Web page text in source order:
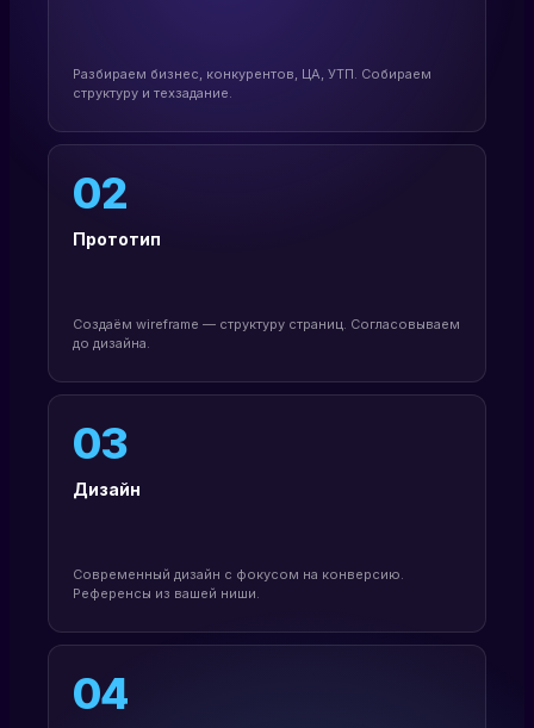
Разбираем бизнес, конкурентов, ЦА, УТП. Собираем
структуру и техзадание.
02
Прототип
Создаём wireframe — структуру страниц. Согласовываем
до дизайна.
03
Дизайн
Современный дизайн с фокусом на конверсию.
Референсы из вашей ниши.
04